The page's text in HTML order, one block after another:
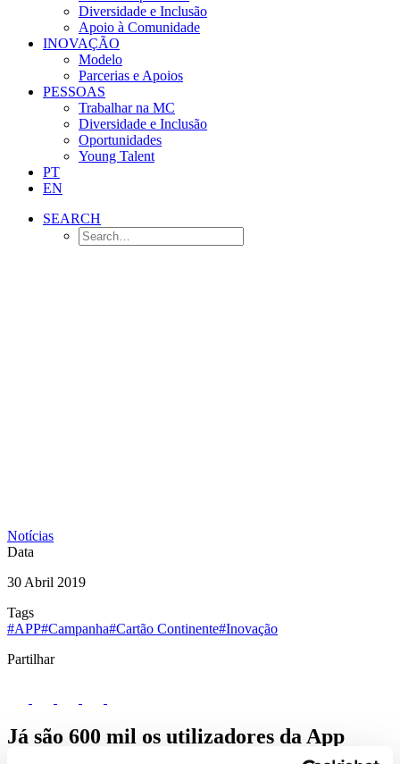
Diversidade e Inclusão
Apoio à Comunidade
INOVAÇÃO
Modelo
Parcerias e Apoios
PESSOAS
Trabalhar na MC
Diversidade e Inclusão
Oportunidades
Young Talent
PT
EN
SEARCH
Notícias
Data
30 Abril 2019
Tags
#APP#Campanha#Cartão Continente#Inovação
Partilhar
Já são 600 mil os utilizadores da App